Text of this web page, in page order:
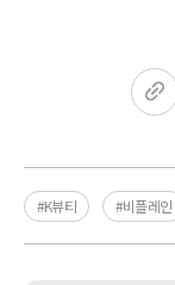
#K뷰티 #비플레인